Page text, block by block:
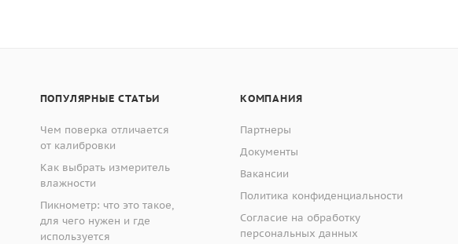
ПОПУЛЯРНЫЕ СТАТЬИ
Чем поверка отличается
от калибровки
Как выбрать измеритель
влажности
Пикнометр: что это такое,
для чего нужен и где
используется
КОМПАНИЯ
Партнеры
Документы
Вакансии
Политика конфиденциальности
Согласие на обработку
персональных данных